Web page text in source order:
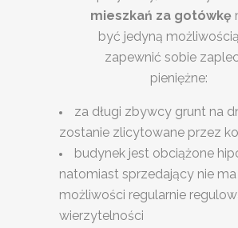
mieszkań za gotówkę
być jedyną
zapewnić sobie
pieniężne:
za długi zbywcy grunt na
zostanie zlicytowane przez
budynek jest obciążone
natomiast sprzedający nie ma
możliwości regularnie
wierzytelności